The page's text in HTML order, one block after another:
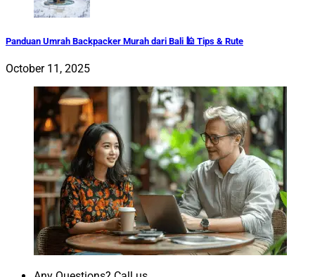
Panduan Umrah Backpacker Murah dari Bali 🕌 Tips & Rute
October 11, 2025